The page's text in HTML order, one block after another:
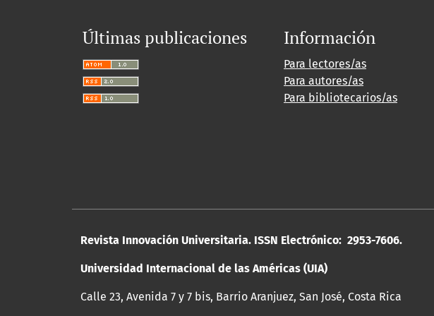
Últimas publicaciones Información
Para lectores/as
Para autores/as
Para bibliotecarios/as
Revista Innovación Universitaria. ISSN Electrónico: 2953-7606.
Universidad Internacional de las Américas (UIA)
Calle 23, Avenida 7 y 7 bis, Barrio Aranjuez, San José, Costa Rica